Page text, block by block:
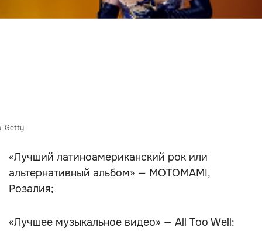
Getty
«Лучший латиноамериканский рок или
альтернативный альбом» — MOTOMAMI,
Розалия;
«Лучшее музыкальное видео» — All Too Well: